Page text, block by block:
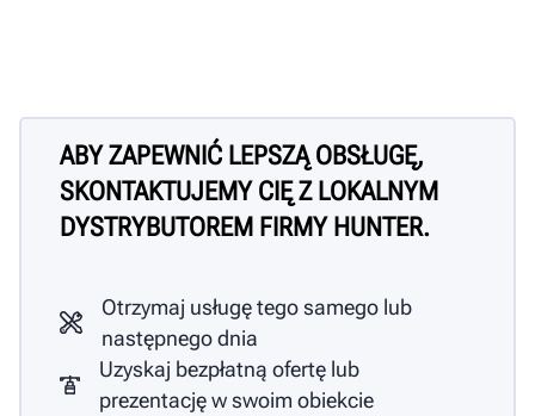
ABY ZAPEWNIĆ LEPSZĄ OBSŁUGĘ,
SKONTAKTUJEMY CIĘ Z LOKALNYM
DYSTRYBUTOREM FIRMY HUNTER.
Otrzymaj usługę tego samego lub
następnego dnia
Uzyskaj bezpłatną ofertę lub
prezentację w swoim obiekcie